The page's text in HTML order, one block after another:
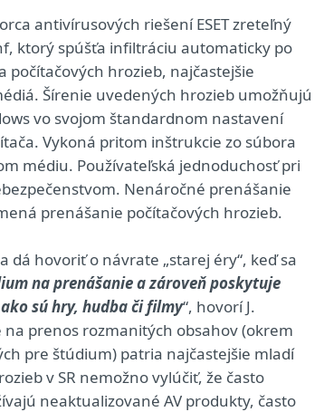
antivírusových riešení ESET zreteľný
ktorý spúšťa infiltráciu automaticky po
počítačových hrozieb, najčastejšie
Šírenie uvedených hrozieb umožňujú
vo svojom štandardnom nastavení
Vykoná pritom inštrukcie zo súbora
médiu. Používateľská jednoduchosť pri
Nenáročné prenášanie
prenášanie počítačových hrozieb.
dá hovoriť o návrate „starej éry“, keď sa
na prenášanie a zároveň poskytuje
sú hry, hudba či filmy“, hovorí J.
prenos rozmanitých obsahov (okrem
pre štúdium) patria najčastejšie mladí
v SR nemožno vylúčiť, že často
neaktualizované AV produkty, často